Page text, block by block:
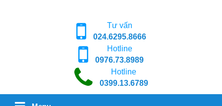
Tư vấn
024.6295.8666
Hotline
0976.73.8989
Hotline
0399.13.6789